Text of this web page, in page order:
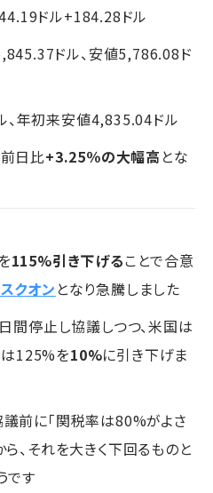
ドル+184.28ドル
ドル、安値5,786.08ド
年初来安値4,835.04ドル
日比+3.25％の大幅高 とな
115%引き下げることで合意
クオン となり急騰しました
停止し協議しつつ、米国は
は125%を10%に引き下げま
前に「関税率は80%がよさ
、それを大きく下回るものと
です